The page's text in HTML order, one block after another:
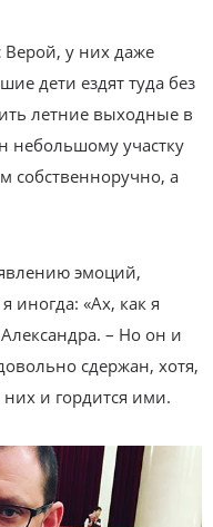
Верой, у них даже
дети ездят туда без
летние выходные в
небольшому участку
собственноручно, а
эмоций,
иногда: «Ах, как я
– Но он и
сдержан, хотя,
и гордится ими.